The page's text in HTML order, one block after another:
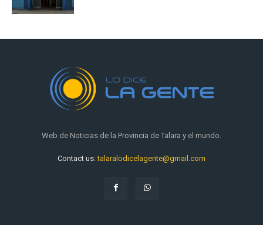
Web de Noticias de la Provincia de Talara y el mundo.
Contact us:talaralodicelagente@gmail.com